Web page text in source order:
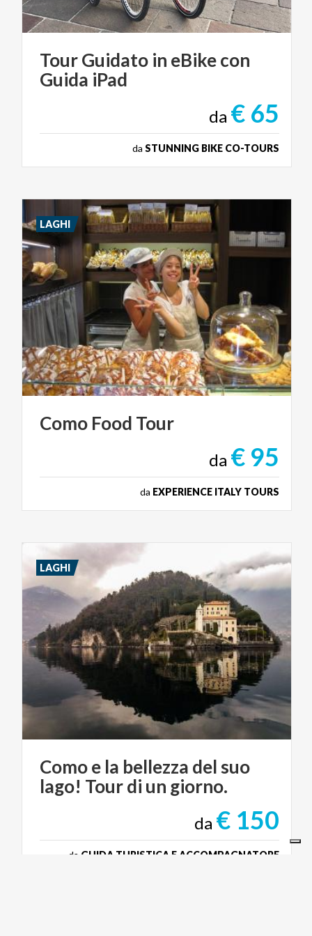
TourGuidato in eBikecon
Guida iPad
da € 65
da STUNNING BIKE CO-TOURS
Como Food Tour
da € 95
da EXPERIENCE ITALY TOURS
LAGHI
Comoe la bellezza del suo
lago! Tourdi un giorno.
da € 150
da GUIDA TURISTICA E ACCOMPAGNATORE
LAGHI